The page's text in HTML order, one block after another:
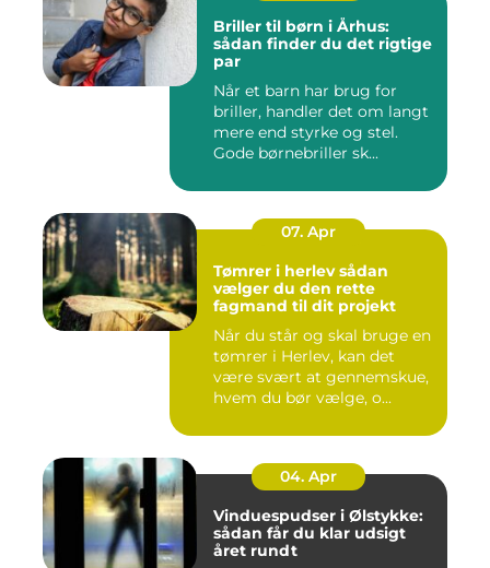
Briller til børn i Århus:
sådan finder du det rigtige
par
Når et barn har brug for
briller, handler det om langt
mere end styrke og stel.
Gode børnebriller sk...
07. Apr
Tømrer i herlev sådan
vælger du den rette
fagmand til dit projekt
Når du står og skal bruge en
tømrer i Herlev, kan det
være svært at gennemskue,
hvem du bør vælge, o...
04. Apr
Vinduespudser i Ølstykke:
sådan får du klar udsigt
året rundt